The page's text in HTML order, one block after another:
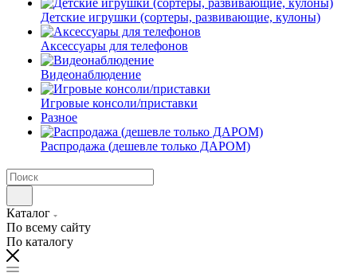
Детские игрушки (сортеры, развивающие, кулоны)
Аксессуары для телефонов
Видеонаблюдение
Игровые консоли/приставки
Разное
Распродажа (дешевле только ДАРОМ)
Каталог
По всему сайту
По каталогу